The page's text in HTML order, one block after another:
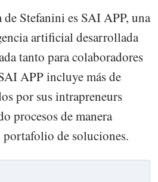
Stefanini es SAI APP, una
artificial desarrollada
tanto para colaboradores
APP incluye más de
por sus intrapreneurs
procesos de manera
portafolio de soluciones.